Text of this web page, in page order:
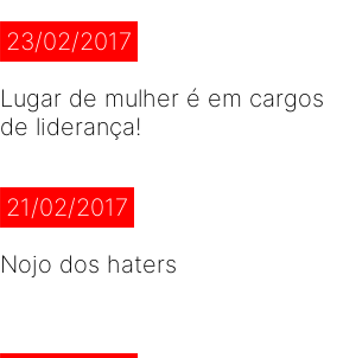
23/02/2017
Lugar de mulher é em cargos
de liderança!
21/02/2017
Nojo dos haters